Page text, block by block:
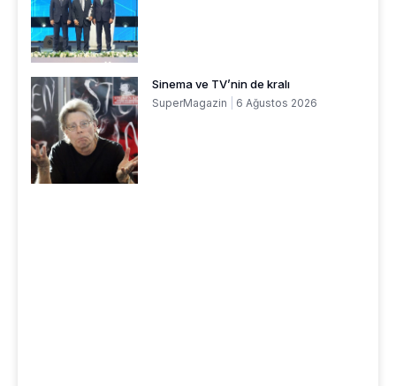
Sinema ve TV’nin de kralı
SuperMagazin 6 Ağustos 2026